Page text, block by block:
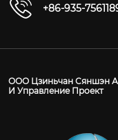
+86-935-
ООО Цзиньчан Сяншэн
И Управление Проект